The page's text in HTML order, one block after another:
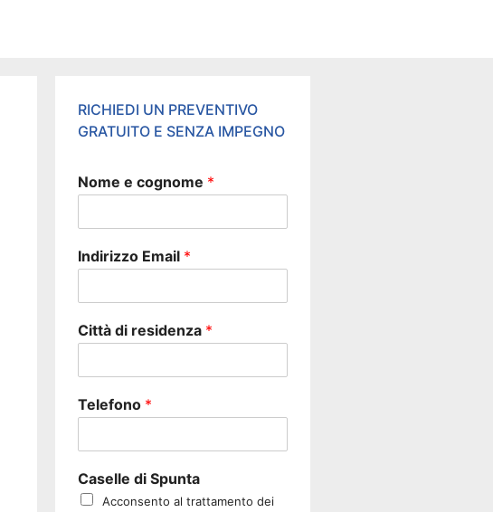
RICHIEDI UN PREVENTIVO
GRATUITO E SENZA IMPEGNO
Nome e cognome *
Indirizzo Email *
Città di residenza *
Telefono *
Caselle di Spunta
Acconsento al trattamento dei